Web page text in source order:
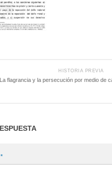
HISTORIA PREVIA
La flagrancia y la persecución por medio de
*